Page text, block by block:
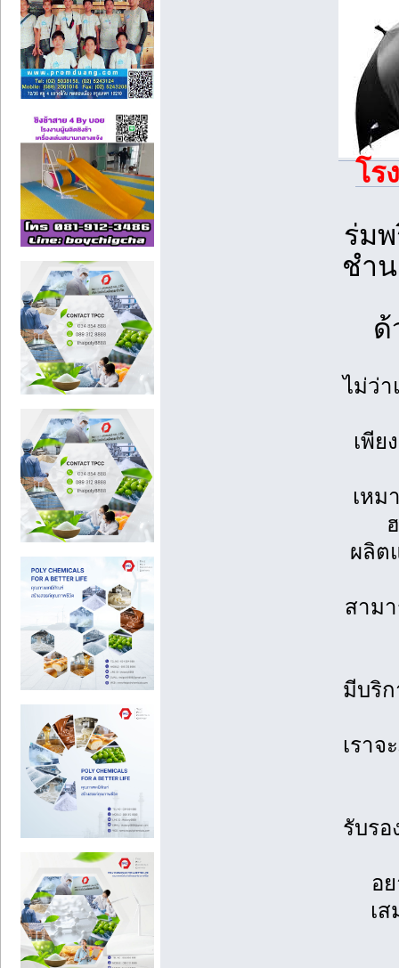
โร
ร่ม
ชำ
ด้
ไม่ว่
เพีย
เหม
ผลิต
สาม
มีบริ
เราจ
รับร
อ
เ